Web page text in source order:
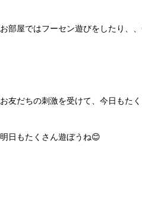
お部屋ではフーセン遊びをしたり、
お友だちの刺激を受けて、今日もた
明日もたくさん遊ぼうね😊